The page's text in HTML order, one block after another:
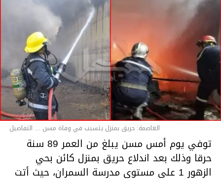
العاصمة: حريق بمنزل يتسبب في وفاة مسن ... التفاصيل
توفي يوم أمس مسن يبلغ من العمر 89 سنة
حرقا وذلك بعد اندلاع حريق بمنزل كائن بحي
الزهور 1 على مستوى مدرسة السمران، حيث أتت